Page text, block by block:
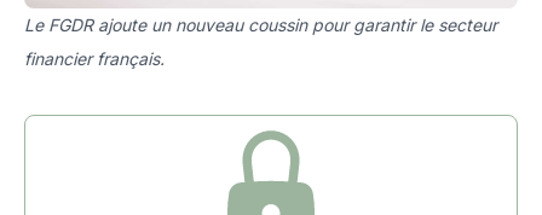
Le FGDR ajoute un nouveau coussin pour garantir le secteur
financier français.